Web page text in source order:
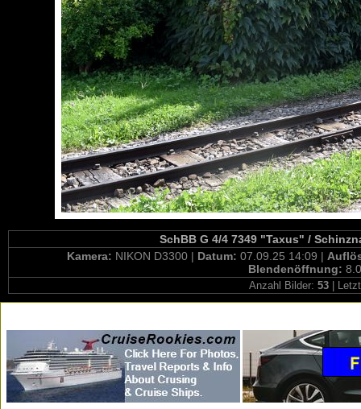
SchBB G 4/4 7349 "Taxus" /
Kamera: NIKON D3300 | Datum: 07.09.25 14:09 |
Blendenöffnung:
Anzahl Bilder: 53 |